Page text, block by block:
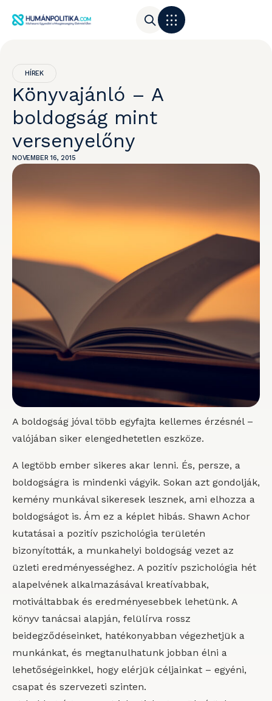
HÍREK
Könyvajánló – A
boldogság mint
versenyelőny
NOVEMBER 16, 2015
A boldogság jóval több egyfajta kellemes érzésnél –
valójában siker elengedhetetlen eszköze.
A legtöbb ember sikeres akar lenni. És, persze, a
boldogságra is mindenki vágyik. Sokan azt gondolják,
kemény munkával sikeresek lesznek, ami elhozza a
boldogságot is. Ám ez a képlet hibás. Shawn Achor
kutatásai a pozitív pszichológia területén
bizonyították, a munkahelyi boldogság vezet az
üzleti eredményességhez. A pozitív pszichológia hét
alapelvének alkalmazásával kreatívabbak,
motiváltabbak és eredményesebbek lehetünk. A
könyv tanácsai alapján, felülírva rossz
beidegződéseinket, hatékonyabban végezhetjük a
munkánkat, és megtanulhatunk jobban élni a
lehetőségeinkkel, hogy elérjük céljainkat – egyéni,
csapat és szervezeti szinten.